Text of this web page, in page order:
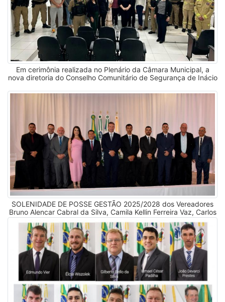
Em cerimônia realizada no Plenário da Câmara Municipal, a
nova diretoria do Conselho Comunitário de Segurança de Inácio
dos CONSEGS, Major Goulart entregou a Carta Constitutiva,
Estado da Segurança Pública, à nova presidente. O evento
contou com a presença do Presidente da Câmara Municipal
Vereador José Vilmar e também com os Vereadores, Bruno
Cabral, Camila Vaz e Julio Mendez, do Vice-Prefeito Rosemir
Vaz, Secretários Municipais e representantes da Polícia Militar,
Corpo de Bombeiros, Batalhão de Patrulha Escolar Comunitária
e Polícia Rodoviária Estadual, lideranças comunitárias,
estudantes, membros da sociedade civil e familiares dos
Conselheiros. (10 de abril de 2025)
SOLENIDADE DE POSSE GESTÃO 2025/2028 dos Vereadores
Bruno Alencar Cabral da Silva, Camila Kellin Ferreira Vaz, Carlos
Eduardo dos Santos, Gilnelson José Gomes de Oliveira, João
Devarci Prestes, José Vilmar de Andrade, Julio Armando Canido
Mendez, Marcos Antonio Mirek e Paulo Michel Marcos Pereira.
Também foram empossados o Prefeito Edmundo Vier e o Vice-
Prefeito Rosemir Brizola Vaz. (31/12/2024)